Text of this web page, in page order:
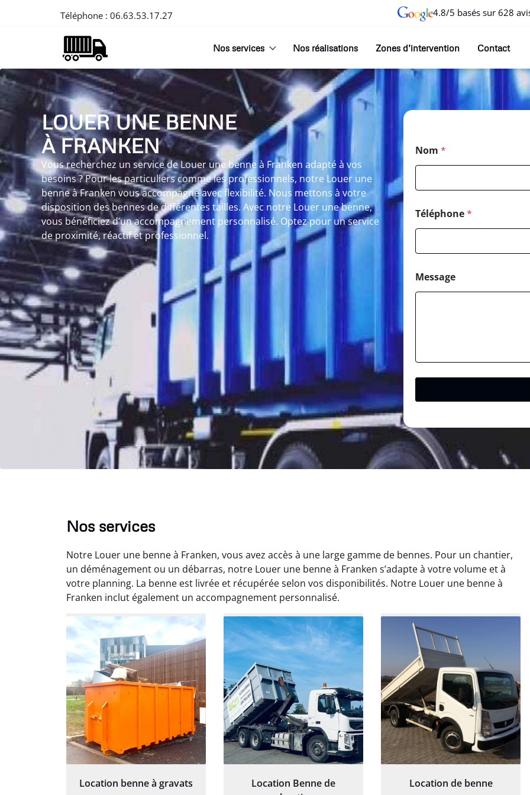
Téléphone : 06.63.53.17.27 4.8/5 basés sur 628
Nos services Nos réalisations Zones d’intervention Contact
LOUER UNE BENNE
À FRANKEN
Vous recherchez un service de Louer une benne à Franken adapté à vos
besoins ? Pour les particuliers comme les professionnels, notre Louer une
benne à Franken vous accompagne avec flexibilité. Nous mettons à votre
disposition des bennes de différentes tailles. Avec notre Louer une benne,
vous bénéficiez d’un accompagnement personnalisé. Optez pour un service
de proximité, réactif et professionnel.
Nom *
Téléphone*
Message
Nos services
Notre Louer une benne à Franken, vous avez accès à une large gamme de bennes. Pour un chantier,
un déménagement ou un débarras, notre Louer une benne à Franken s’adapte à votre volume et à
votre planning. La benne est livrée et récupérée selon vos disponibilités. Notre Louer une benne à
Franken inclut également un accompagnement personnalisé.
Location benne à gravats
Location Benne de
Location de benne
Aurélie Bonnet
21 juin 2024
Le service de terrassement
jardin à Var était
exceptionnel. L'équipe a
travaillé de manière efficace
et professionnelle, laissant
notre jardin impeccable et
prêt pour notre nouveau
paysager.
Elisa Barreau
6 avril 2025
Parfait pour évacuer les
gravats de mon chantier.
Service rapide et efficace. Je
recommande sans
hésitation.